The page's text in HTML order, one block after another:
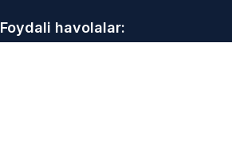
Foydali havolalar: